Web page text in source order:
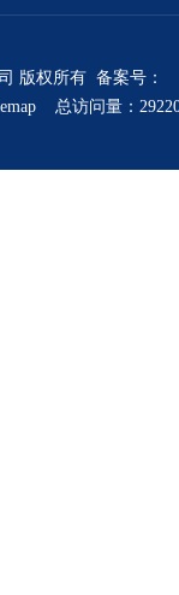
版权所有 备案号：
总访问量：